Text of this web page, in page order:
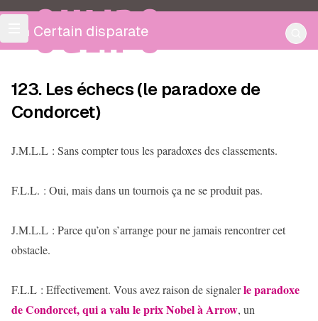
OULIPO
Un Certain disparate
123. Les échecs (le paradoxe de
Condorcet)
J.M.L.L : Sans compter tous les paradoxes des classements.
F.L.L. : Oui, mais dans un tournois ça ne se produit pas.
J.M.L.L : Parce qu’on s’arrange pour ne jamais rencontrer cet
obstacle.
F.L.L : Effectivement. Vous avez raison de signalerle paradoxe
de Condorcet, qui a valu le prix Nobel à Arrow, un